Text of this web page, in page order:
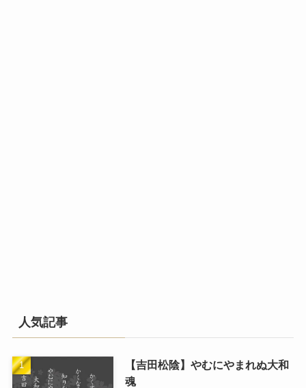
人気記事
【吉田松陰】やむにやまれぬ大和
魂